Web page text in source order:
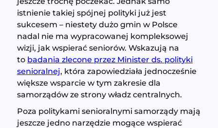
istnienie takiej spójnej polityki już jest
sukcesem – niestety dużo gmin w Polsce
nadal nie ma wypracowanej kompleksowej
wizji, jak wspierać seniorów. Wskazują na
to badania zlecone przez Minister ds. polityki
senioralnej, która zapowiedziała jednocześnie
większe wsparcie w tym zakresie dla
samorządów ze strony władz centralnych.
Poza politykami senioralnymi samorządy mają
jeszcze jedno narzędzie mogące wspierać